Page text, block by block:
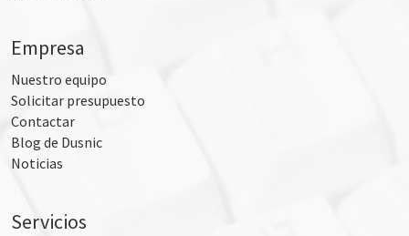
Empresa
Nuestro equipo
Solicitar presupuesto
Contactar
Blog de Dusnic
Noticias
Servicios